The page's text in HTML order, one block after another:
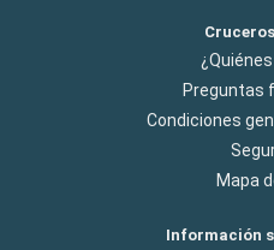
Preguntas
Condiciones
Mapa
Información